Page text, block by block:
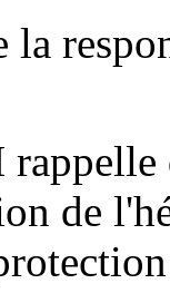
la
de